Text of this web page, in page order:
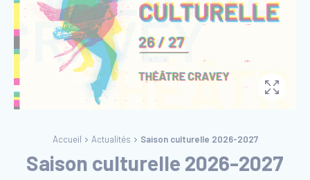
Accueil Actualités Saison culturelle 2026-2027
Saison culturelle 2026-2027